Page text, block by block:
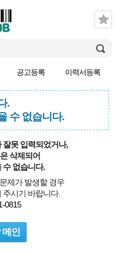
공고등록 이력서등록
.
수 없습니다.
잘못 입력되었거나,
삭제되어
수 없습니다.
제가 발생할 경우
주시기 바랍니다.
0815
메인